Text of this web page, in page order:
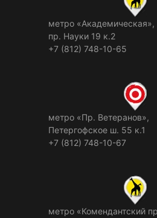
метро «Академическая»,
пр. Науки 19 к.2
+7 (812) 748-10-65
метро «Пр. Ветеранов»,
Петергофское ш. 55 к.1
+7 (812) 748-10-67
метро «Комендантский